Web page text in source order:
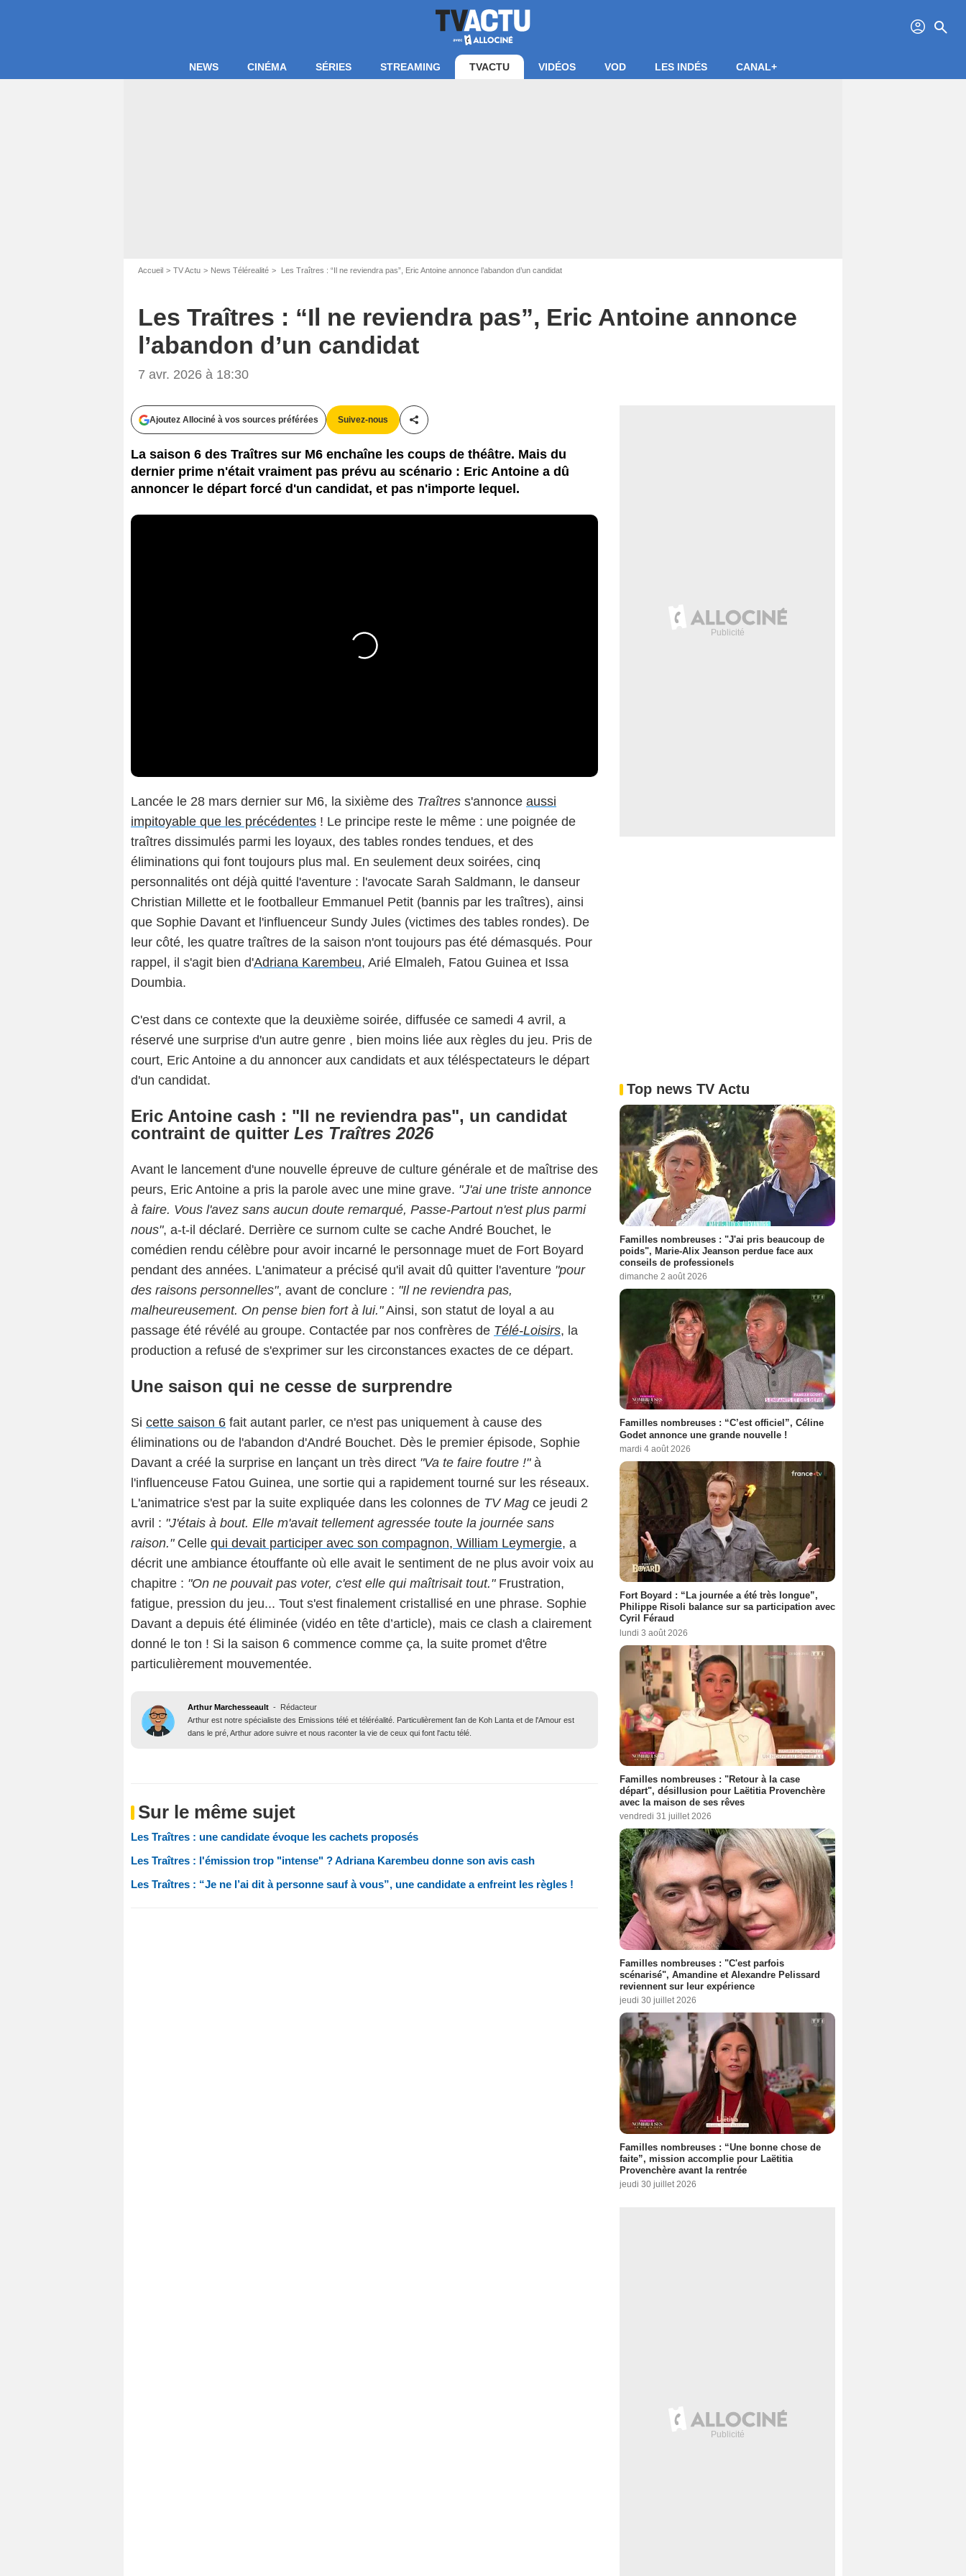
profil search
NEWS CINÉMA SÉRIES STREAMING TVACTU VIDÉOS VOD LES INDÉS CANAL+
Accueil TV Actu News Télérealité Les Traîtres : “Il ne reviendra pas”, Eric Antoine annonce l’abandon d’un candidat
Les Traîtres : “Il ne reviendra pas”, Eric Antoine annonce
l’abandon d’un candidat
7 avr. 2026 à 18:30
Ajoutez Allociné à vos sources préférées Suivez-nous
Partager cet article
La saison 6 des Traîtres sur M6 enchaîne les coups de théâtre. Mais du
dernier prime n'était vraiment pas prévu au scénario : Eric Antoine a dû
annoncer le départ forcé d'un candidat, et pas n'importe lequel.
Lancée le 28 mars dernier sur M6, la sixième des Traîtres s'annonce aussi
impitoyable que les précédentes ! Le principe reste le même : une poignée de
traîtres dissimulés parmi les loyaux, des tables rondes tendues, et des
éliminations qui font toujours plus mal. En seulement deux soirées, cinq
personnalités ont déjà quitté l'aventure : l'avocate Sarah Saldmann, le danseur
Christian Millette et le footballeur Emmanuel Petit (bannis par les traîtres), ainsi
que Sophie Davant et l'influenceur Sundy Jules (victimes des tables rondes). De
leur côté, les quatre traîtres de la saison n'ont toujours pas été démasqués. Pour
rappel, il s'agit bien d'Adriana Karembeu, Arié Elmaleh, Fatou Guinea et Issa
Doumbia.
C'est dans ce contexte que la deuxième soirée, diffusée ce samedi 4 avril, a
réservé une surprise d'un autre genre , bien moins liée aux règles du jeu. Pris de
court, Eric Antoine a du annoncer aux candidats et aux téléspectateurs le départ
d'un candidat.
Eric Antoine cash : "Il ne reviendra pas", un candidat
contraint de quitter Les Traîtres 2026
Avant le lancement d'une nouvelle épreuve de culture générale et de maîtrise des
peurs, Eric Antoine a pris la parole avec une mine grave. "J'ai une triste annonce
à faire. Vous l'avez sans aucun doute remarqué, Passe-Partout n'est plus parmi
nous", a-t-il déclaré. Derrière ce surnom culte se cache André Bouchet, le
comédien rendu célèbre pour avoir incarné le personnage muet de Fort Boyard
pendant des années. L'animateur a précisé qu'il avait dû quitter l'aventure "pour
des raisons personnelles", avant de conclure : "Il ne reviendra pas,
malheureusement. On pense bien fort à lui."Ainsi, son statut de loyal a au
passage été révélé au groupe. Contactée par nos confrères de Télé-Loisirs, la
production a refusé de s'exprimer sur les circonstances exactes de ce départ.
Une saison qui ne cesse de surprendre
Si cette saison 6 fait autant parler, ce n'est pas uniquement à cause des
éliminations ou de l'abandon d'André Bouchet. Dès le premier épisode, Sophie
Davant a créé la surprise en lançant un très direct "Va te faire foutre !"à
l'influenceuse Fatou Guinea, une sortie qui a rapidement tourné sur les réseaux.
L'animatrice s'est par la suite expliquée dans les colonnes de TV Mag ce jeudi 2
avril : "J'étais à bout. Elle m'avait tellement agressée toute la journée sans
raison."Celle qui devait participer avec son compagnon, William Leymergie, a
décrit une ambiance étouffante où elle avait le sentiment de ne plus avoir voix au
chapitre : "On ne pouvait pas voter, c'est elle qui maîtrisait tout."Frustration,
fatigue, pression du jeu... Tout s'est finalement cristallisé en une phrase. Sophie
Davant a depuis été éliminée (vidéo en tête d’article), mais ce clash a clairement
donné le ton ! Si la saison 6 commence comme ça, la suite promet d'être
particulièrement mouvementée.
Arthur Marchesseault -
Rédacteur
Arthur est notre spécialiste des Emissions télé et téléréalité. Particulièrement fan de Koh Lanta et de l'Amour est
dans le pré, Arthur adore suivre et nous raconter la vie de ceux qui font l'actu télé.
Sur le même sujet
Les Traîtres : une candidate évoque les cachets proposés
Les Traîtres : l'émission trop "intense" ? Adriana Karembeu donne son avis cash
Les Traîtres : “Je ne l’ai dit à personne sauf à vous”, une candidate a enfreint les règles !
Top news TV Actu
Familles nombreuses : "J'ai pris beaucoup de
poids", Marie-Alix Jeanson perdue face aux
conseils de professionels
dimanche 2 août 2026
Familles nombreuses : “C’est officiel”, Céline
Godet annonce une grande nouvelle !
mardi 4 août 2026
Fort Boyard : “La journée a été très longue”,
Philippe Risoli balance sur sa participation avec
Cyril Féraud
lundi 3 août 2026
Familles nombreuses : "Retour à la case
départ", désillusion pour Laëtitia Provenchère
avec la maison de ses rêves
vendredi 31 juillet 2026
Familles nombreuses : "C'est parfois
scénarisé", Amandine et Alexandre Pelissard
reviennent sur leur expérience
jeudi 30 juillet 2026
Familles nombreuses : “Une bonne chose de
faite”, mission accomplie pour Laëtitia
Provenchère avant la rentrée
jeudi 30 juillet 2026